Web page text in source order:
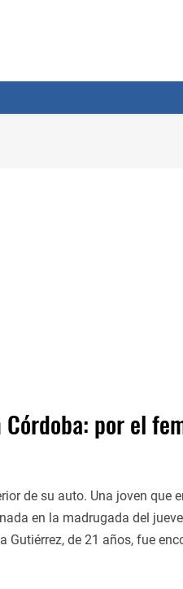
por el
de su auto. Una joven que
en la madrugada del
de 21 años, fue